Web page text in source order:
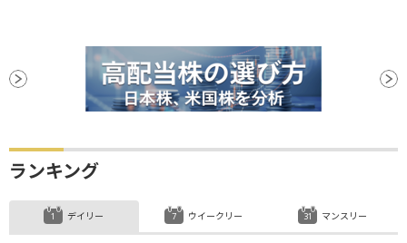
ランキング
デイリー ウイークリー マンスリー